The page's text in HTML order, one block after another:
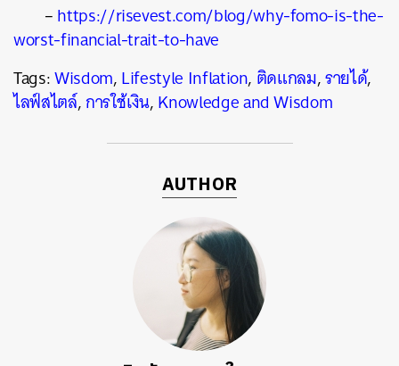
–https://risevest.com/blog/why-fomo-is-the-
worst-financial-trait-to-have
Tags:Wisdom,Lifestyle Inflation, ติดแกลม,รายได้,
ไลฟ์สไตล์,การใช้เงิน,Knowledge and Wisdom
AUTHOR